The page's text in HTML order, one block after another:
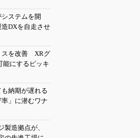
ステムを開
DXを自走させ
スを改善 XRグ
能にするピッキ
納期が遅れる
」に潜むワナ
製造拠点が、